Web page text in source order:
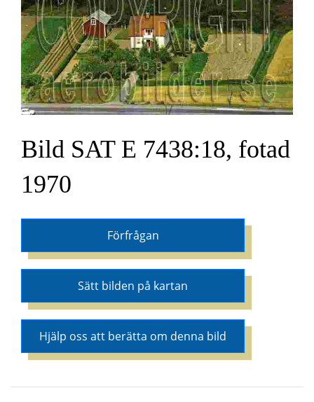
Bild SAT E 7438:18, fotad
1970
Förfrågan
Sätt bilden på kartan
Hjälp oss att berätta om denna bild